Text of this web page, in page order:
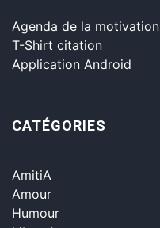
Agenda de la motivation
T-Shirt citation
Application Android
CATÉGORIES
AmitiA
Amour
Humour